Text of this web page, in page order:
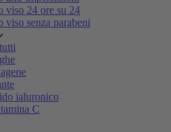
viso 24 ore su 24
viso senza parabeni
ialuronico
C